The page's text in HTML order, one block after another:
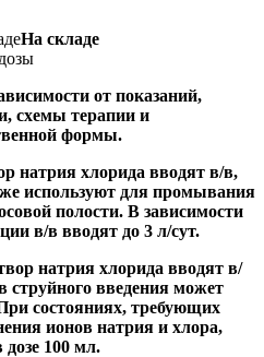
На складе
от показаний,
схемы терапии и
формы.
натрия хлорида вводят в/в,
используют для промывания
полости. В зависимости
в/в вводят до 3 л/сут.
натрия хлорида вводят в/
струйного введения может
состояниях, требующих
ионов натрия и хлора,
100 мл.